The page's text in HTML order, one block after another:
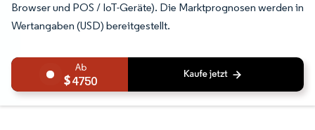
Browser und POS / IoT-Geräte). Die Marktprognosen werden in
Wertangaben (USD) bereitgestellt.
4750